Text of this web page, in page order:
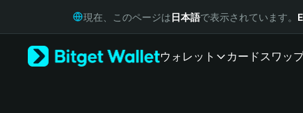
Русский
現在、このページは日本語で表示されています。
ウォレット カードスワッ